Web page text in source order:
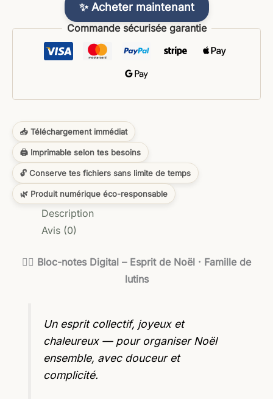
✨ Acheter maintenant
Commande sécurisée garantie
📥 Téléchargement immédiat
🖨️ Imprimable selon tes besoins
🔓 Conserve tes fichiers sans limite de temps
🌿 Produit numérique éco-responsable
Description
Avis (0)
🧝‍♀️ Bloc-notes Digital – Esprit de Noël · Famille de
lutins
Un esprit collectif, joyeux et
chaleureux — pour organiser Noël
ensemble, avec douceur et
complicité.